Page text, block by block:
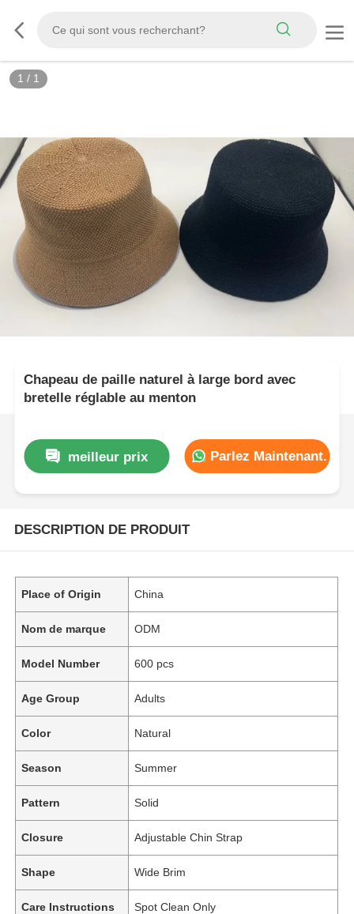
1 / 1
Chapeau de paille naturel à large bord avec
bretelle réglable au menton
meilleur prix Parlez Maintenant.
DESCRIPTION DE PRODUIT
Place of Origin China
Nom de marque ODM
Model Number 600 pcs
Age Group Adults
Color Natural
Season Summer
Pattern Solid
Closure Adjustable Chin Strap
Shape Wide Brim
Care Instructions Spot Clean Only